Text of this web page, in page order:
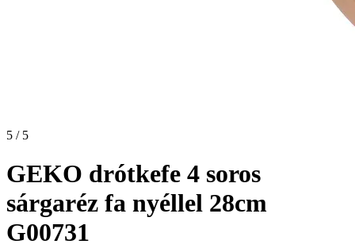
5 / 5
GEKO drótkefe 4 soros
sárgaréz fa nyéllel 28cm
G00731